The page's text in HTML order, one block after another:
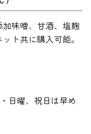
味噌、甘酒、塩麹
ト共に購入可能。
日曜、祝日は早め